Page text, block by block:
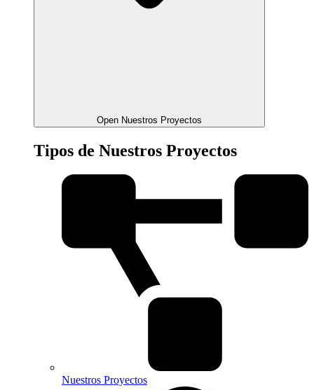
Open Nuestros Proyectos
Tipos de Nuestros Proyectos
Nuestros Proyectos